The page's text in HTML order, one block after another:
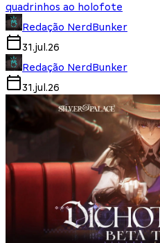
quadrinhos ao holofote
Redação NerdBunker
31.jul.26
Redação NerdBunker
31.jul.26